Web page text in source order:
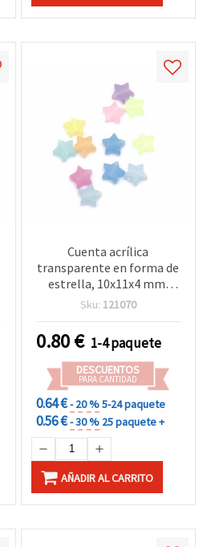
Cuenta acrílica
transparente en forma de
estrella, 10x11x4 mm,
agujero 2 mm, mate MIX
Sku: 121070
0.80€ 1-4 paquete
DESCUENTOS
PARA CANTIDAD
0.64 €- 20 %5-24 paquete
0.56 €- 30 % 25 paquete +
AÑADIR AL CARRITO